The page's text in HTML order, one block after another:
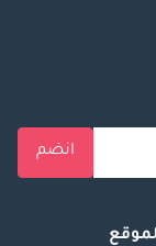
انضم